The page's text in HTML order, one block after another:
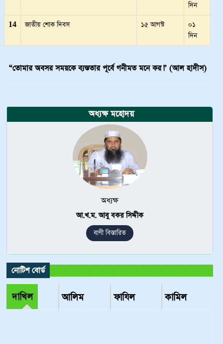
দিন
14 জাতীয় শোক দিবস ১৫ আগস্ট
০১
দিন
“তোমার অবসর সময়কে ব্যস্ততার পূর্বে গনীমত মনে কর।” (আল হাদীস)
অধ্যক্ষ মহোদয়
অধ্যক্ষ
আ.খ.ম. আবু বকর সিদ্দীক
বাণী বিস্তারিত
নোটিশ বোর্ড
দাখিল আলিম ফাযিল কামিল